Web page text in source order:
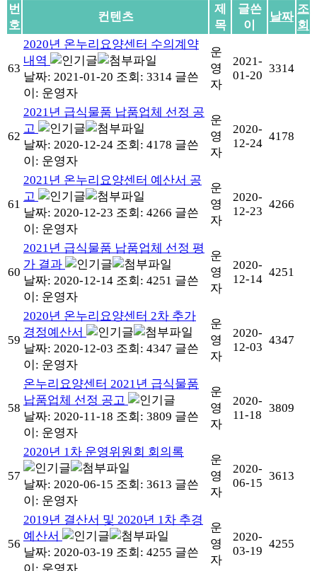
번
호
컨텐츠
제
목
글쓴
이
날짜
조
회
63
2020년 온누리요양센터 수의계약
내역
날짜: 2021-01-20 조회: 3314 글쓴
이: 운영자
운
영
자
2021-
01-20
3314
62
2021년 급식물품 납품업체 선정 공
고
날짜: 2020-12-24 조회: 4178 글쓴
이: 운영자
운
영
자
2020-
12-24
4178
61
2021년 온누리요양센터 예산서 공
고
날짜: 2020-12-23 조회: 4266 글쓴
이: 운영자
운
영
자
2020-
12-23
4266
60
2021년 급식물품 납품업체 선정 평
가 결과
날짜: 2020-12-14 조회: 4251 글쓴
이: 운영자
운
영
자
2020-
12-14
4251
59
2020년 온누리요양센터 2차 추가
경정예산서
날짜: 2020-12-03 조회: 4347 글쓴
이: 운영자
운
영
자
2020-
12-03
4347
58
온누리요양센터 2021년 급식물품
납품업체 선정 공고
날짜: 2020-11-18 조회: 3809 글쓴
이: 운영자
운
영
자
2020-
11-18
3809
57
2020년 1차 운영위원회 회의록
날짜: 2020-06-15 조회: 3613 글쓴
이: 운영자
운
영
자
2020-
06-15
3613
56
2019년 결산서 및 2020년 1차 추경
예산서
날짜: 2020-03-19 조회: 4255 글쓴
운
영
자
2020-
03-19
4255